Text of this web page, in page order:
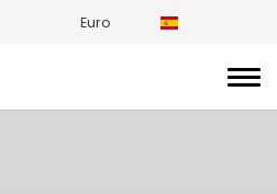
Euro